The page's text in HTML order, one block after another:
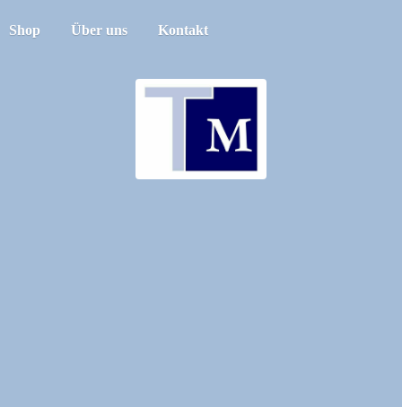
Shop Über uns Kontakt